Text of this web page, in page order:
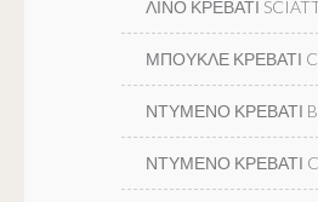
ΛΙΝΟ ΚΡΕΒΑΤΙ
ΜΠΟΥΚΛΕ ΚΡΕΒΑΤΙ
ΝΤΥΜΕΝΟ ΚΡΕΒΑΤΙ
ΝΤΥΜΕΝΟ ΚΡΕΒΑΤΙ